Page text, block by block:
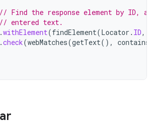
// Find the response element by ID,
// entered text.
.withElement(findElement(Locator . ID,
.check(webMatches(getText(),